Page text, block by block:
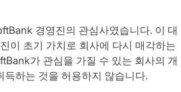
경영진의 관심사였습니다. 이 대
이 초기 가치로 회사에 다시 매각하는
가 관심을 가질 수 있는 회사의 개
하는 것을 허용하지 않습니다.